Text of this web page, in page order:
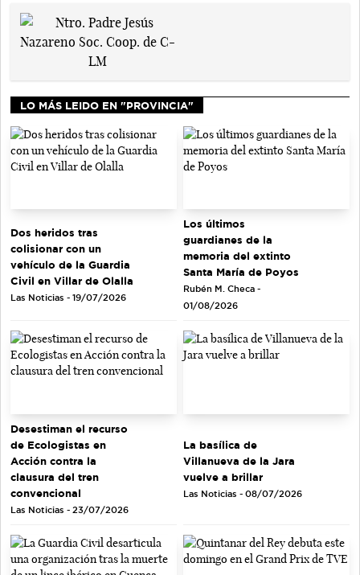
LO MÁS LEIDO EN "PROVINCIA"
Dos heridos tras
colisionar con un
vehículo de la Guardia
Civil en Villar de Olalla
Las Noticias - 19/07/2026
Los últimos
guardianes de la
memoria del extinto
Santa María de Poyos
Rubén M. Checa -
01/08/2026
Desestiman el recurso
de Ecologistas en
Acción contra la
clausura del tren
convencional
Las Noticias - 23/07/2026
La basílica de
Villanueva de la Jara
vuelve a brillar
Las Noticias - 08/07/2026